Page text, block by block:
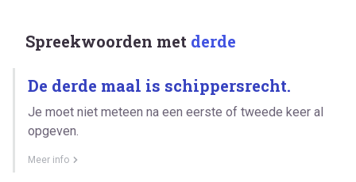
Spreekwoorden met derde
De derde maal is schippersrecht.
Je moet niet meteen na een eerste of tweede keer al
opgeven.
Meer info